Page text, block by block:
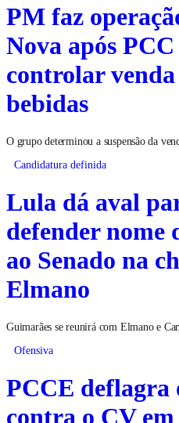
PM faz
Nova após
controlar venda
bebidas
O grupo determinou a suspensão da
Candidatura definida
Lula dá aval
defender nome
ao Senado na
Elmano
Guimarães se reunirá com Elmano e
Ofensiva
PCCE deflagra
contra o CV